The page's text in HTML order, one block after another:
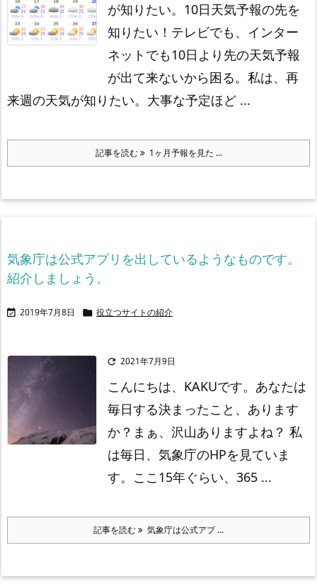
が知りたい。 10日天気予報の先を
知りたい！ テレビでも、インター
ネットでも10日より先の天気予報
が出て来ないから困る。私は、再
来週の天気が知りたい。 大事な予定ほど ...
記事を読む 1ヶ月予報を見た ...
気象庁は公式アプリを出しているようなものです。
紹介しましょう。
 2019年7月8日  役立つサイトの紹介
 2021年7月9日
こんにちは、KAKUです。 あなたは
毎日する決まったこと、あります
か？ まぁ、沢山ありますよね？ 私
は毎日、気象庁のHPを見ていま
す。 ここ15年ぐらい、365 ...
記事を読む 気象庁は公式アプ ...